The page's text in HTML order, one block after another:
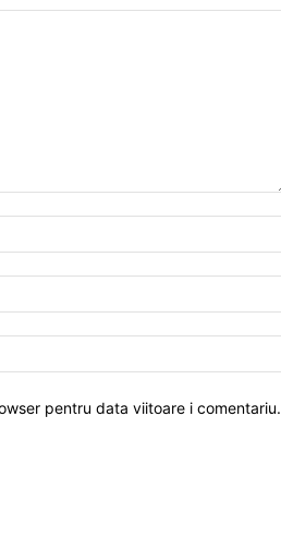
pentru data viitoare i comentariu.